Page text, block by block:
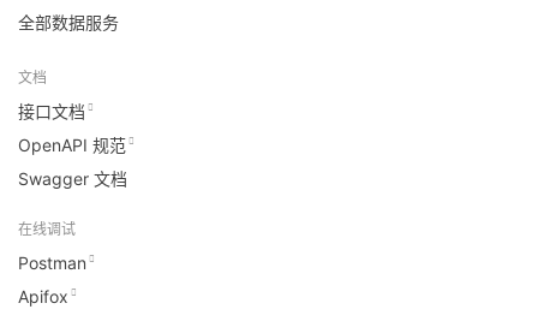
全部数据服务
文档
接口文档
OpenAPI 规范
Swagger 文档
在线调试
Postman
Apifox